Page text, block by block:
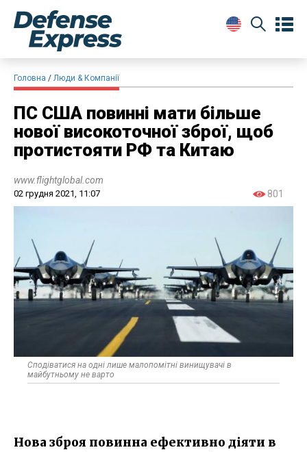
Головна Люди & Компанії
ПС США повинні мати більше
нової високоточної зброї, щоб
протистояти РФ та Китаю
www.flightglobal.com
02 грудня 2021, 11:07 801
Сподіватися на одні лише малопомітні винищувачі в
майбутньому не варто
Нова зброя повинна ефективно діяти в